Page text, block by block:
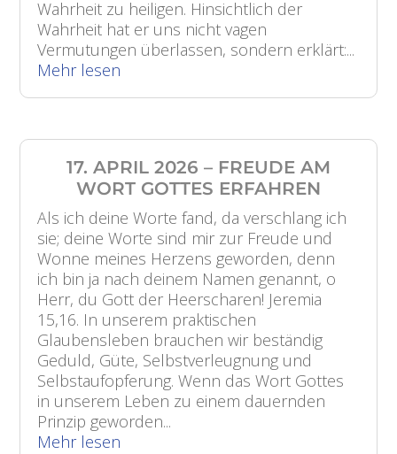
Wahrheit zu heiligen. Hinsichtlich der
Wahrheit hat er uns nicht vagen
Vermutungen überlassen, sondern erklärt:...
Mehr lesen
17. APRIL 2026 – FREUDE AM
WORT GOTTES ERFAHREN
Als ich deine Worte fand, da verschlang ich
sie; deine Worte sind mir zur Freude und
Wonne meines Herzens geworden, denn
ich bin ja nach deinem Namen genannt, o
Herr, du Gott der Heerscharen! Jeremia
15,16. In unserem praktischen
Glaubensleben brauchen wir beständig
Geduld, Güte, Selbstverleugnung und
Selbstaufopferung. Wenn das Wort Gottes
in unserem Leben zu einem dauernden
Prinzip geworden...
Mehr lesen